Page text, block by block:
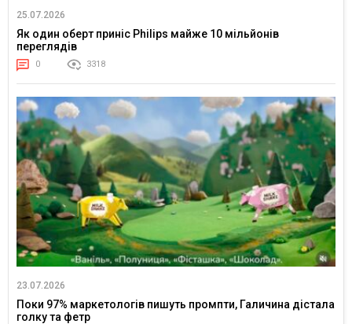
25.07.2026
Як один оберт приніс Philips майже 10 мільйонів
переглядів
0 3318
23.07.2026
Поки 97% маркетологів пишуть промпти, Галичина дістала
голку та фетр